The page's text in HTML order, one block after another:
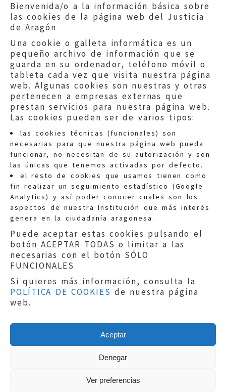
Bienvenida/o a la información básica sobre
las cookies de la página web del Justicia
de Aragón
Una cookie o galleta informática es un
pequeño archivo de información que se
guarda en su ordenador, teléfono móvil o
tableta cada vez que visita nuestra página
web. Algunas cookies son nuestras y otras
pertenecen a empresas externas que
prestan servicios para nuestra página web.
Las cookies pueden ser de varios tipos:
las cookies técnicas (funcionales) son
necesarias para que nuestra página web pueda
funcionar, no necesitan de su autorización y son
las únicas que tenemos activadas por defecto.
el resto de cookies que usamos tienen como
fin realizar un seguimiento estadístico (Google
Analytics) y así poder conocer cuales son los
aspectos de nuestra Institución que más interés
genera en la ciudadanía aragonesa.
Puede aceptar estas cookies pulsando el
botón ACEPTAR TODAS o limitar a las
necesarias con el botón SÓLO
FUNCIONALES
Si quieres más información, consulta la
POLÍTICA DE COOKIES de nuestra página
web.
Aceptar
Denegar
Ver preferencias
Quejas:quejas@eljusticiadearagon.es
Información general:
informacion@eljusticiadearagon.es
Teléfonos:900 210 210/
Aviso legal|Política de privacidad|
Protección de Datos
Política de cookies
Copyright © 2019El Justicia de Aragón|
Sephor Consulting